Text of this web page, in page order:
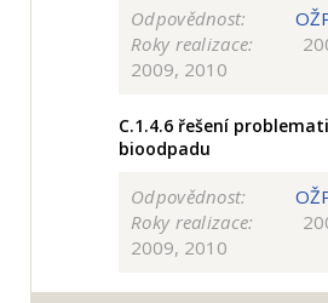
Odpovědnost:
Roky realizace:
2009, 2010
C.1.4.6 řešení
bioodpadu
Odpovědnost:
Roky realizace:
2009, 2010